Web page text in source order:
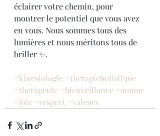
éclairer votre chemin, pour
montrer le potentiel que vous avez
en vous. Nous sommes tous des
lumières et nous méritons tous de
briller ✨.
#kinesiologie #therapieholistique
#therapeute #bienveillance #amour
#joie #respect #valeurs